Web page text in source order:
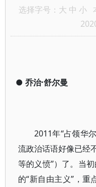
选择字号： 大 中 小
● 乔治·舒尔曼
2011年“占领华
流政治话语好像已经
等的义愤”）了。当
的“新自由主义”，重